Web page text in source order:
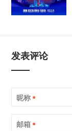
发表评论
昵称 *
邮箱 *